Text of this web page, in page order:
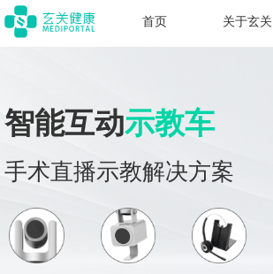
首页 关于玄关
智能互动示教车
手术直播示教解决方案